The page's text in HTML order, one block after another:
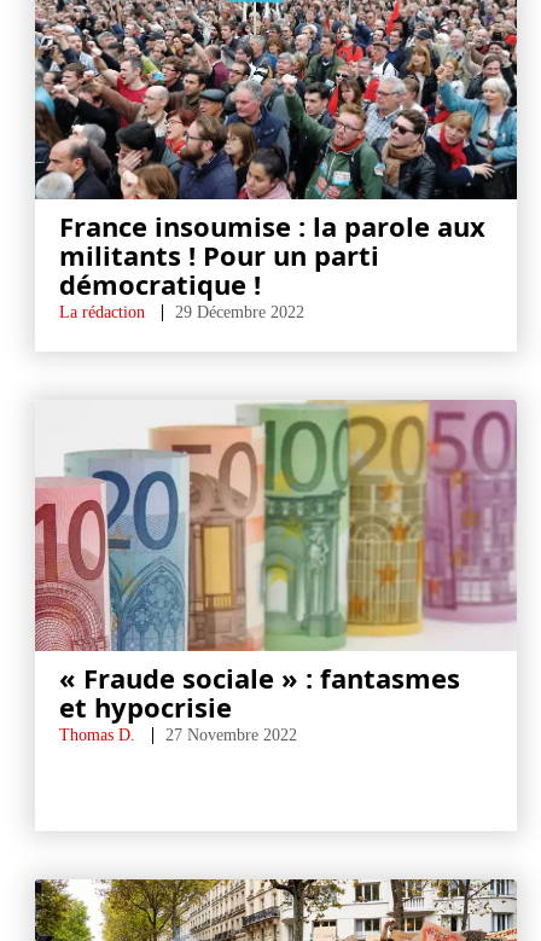
France insoumise : la parole aux
militants ! Pour un parti
démocratique !
La rédaction 29 Décembre 2022
« Fraude sociale » : fantasmes
et hypocrisie
Thomas D. 27 Novembre 2022